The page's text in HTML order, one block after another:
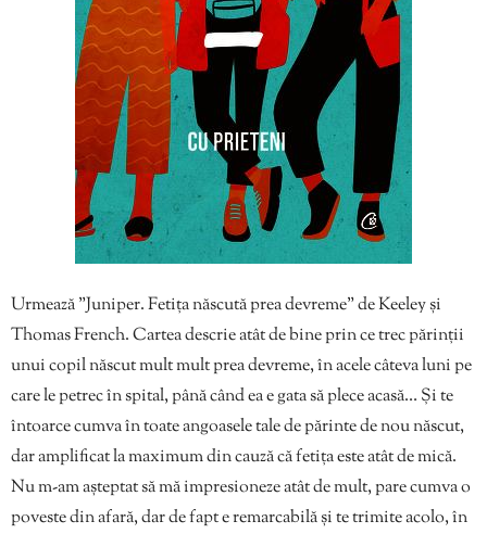
Urmează ”Juniper. Fetița născută prea devreme” de Keeley și
Thomas French. Cartea descrie atât de bine prin ce trec părinții
unui copil născut mult mult prea devreme, în acele câteva luni pe
care le petrec în spital, până când ea e gata să plece acasă… Și te
întoarce cumva în toate angoasele tale de părinte de nou născut,
dar amplificat la maximum din cauză că fetița este atât de mică.
Nu m-am așteptat să mă impresioneze atât de mult, pare cumva o
poveste din afară, dar de fapt e remarcabilă și te trimite acolo, în